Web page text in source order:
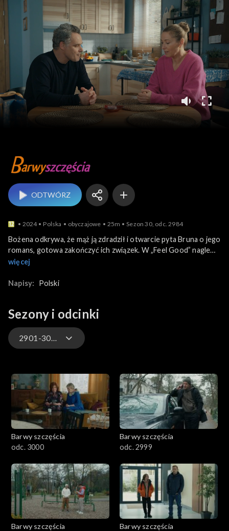
Barwy szczęścia
ODTWÓRZ
2024 Polska obyczajowe 25m Sezon 30, odc. 2984
Bożena odkrywa, że mąż ją zdradził i otwarcie pyta Bruna o jego
romans, gotowa zakończyć ich związek. W „Feel Good” nagle
zjawiają się natomiast robotnicy. Wynajął ich Stefaniak, by
gdy Renata i Dominika proszą o pomoc Damiana, ten okazuje się
więcej
Napisy: Polski
Sezony i odcinki
2901-3000
3201-3300
3101-3200
3001-3100
2901-3000
2801–2900
2701–2800
Barwy szczęścia
odc. 3000
Barwy szczęścia
odc. 2999
Barwy szczęścia
Barwy szczęścia